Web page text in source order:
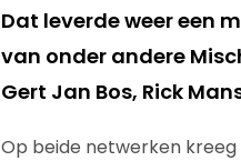
Dat leverde weer een
van onder andere
Gert Jan Bos, Rick
Op beide netwerken kreeg